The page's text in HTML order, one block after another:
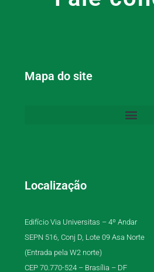
Mapa do site
Localização
Edifício Via Universitas – 4º Andar
SEPN 516, Conj D, Lote 09 Asa Norte
(Entrada pela W2 norte)
CEP 70.770-524 – Brasília – DF